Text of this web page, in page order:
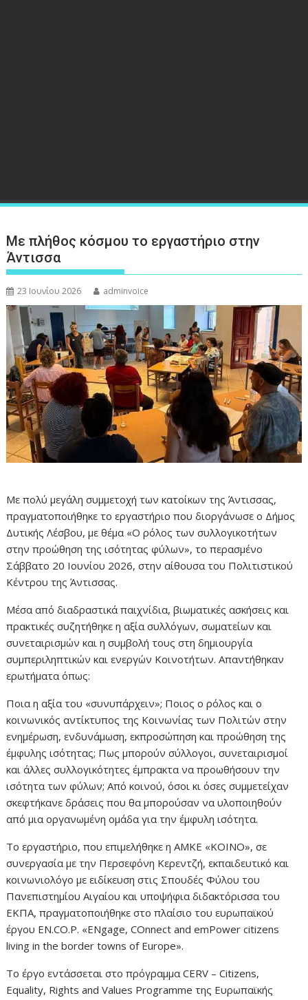
Με πλήθος κόσμου το εργαστήριο στην
Άντισσα
23 Ιουνίου 2026 adminvoice
Με πολύ μεγάλη συμμετοχή των κατοίκων της Άντισσας,
πραγματοποιήθηκε το εργαστήριο που διοργάνωσε ο Δήμος
Δυτικής Λέσβου, με θέμα «Ο ρόλος των συλλογικοτήτων
στην προώθηση της ισότητας φύλων», το περασμένο
Σάββατο 20 Ιουνίου 2026, στην αίθουσα του Πολιτιστικού
Κέντρου της Άντισσας.
Μέσα από διαδραστικά παιχνίδια, βιωματικές ασκήσεις και
πρακτικές συζητήθηκε η αξία συλλόγων, σωματείων και
συνεταιρισμών και η συμβολή τους στη δημιουργία
συμπεριληπτικών και ενεργών Κοινοτήτων. Απαντήθηκαν
ερωτήματα όπως:
Ποια η αξία του «συνυπάρχειν»; Ποιος ο ρόλος και ο
κοινωνικός αντίκτυπος της Κοινωνίας των Πολιτών στην
ενημέρωση, ενδυνάμωση, εκπροσώπηση και προώθηση της
έμφυλης ισότητας; Πως μπορούν σύλλογοι, συνεταιρισμοί
και άλλες συλλογικότητες έμπρακτα να προωθήσουν την
ισότητα των φύλων; Από κοινού, όσοι κι όσες συμμετείχαν
σκεφτήκανε δράσεις που θα μπορούσαν να υλοποιηθούν
από μια οργανωμένη ομάδα για την έμφυλη ισότητα.
Το εργαστήριο, που επιμελήθηκε η ΑΜΚΕ «ΚΟΙΝΟ», σε
συνεργασία με την Περσεφόνη Κερεντζή, εκπαιδευτικό και
κοινωνιολόγο με ειδίκευση στις Σπουδές Φύλου του
Πανεπιστημίου Αιγαίου και υποψήφια διδακτόρισσα του
ΕΚΠΑ, πραγματοποιήθηκε στο πλαίσιο του ευρωπαϊκού
έργου EN.CO.P. «ENgage, COnnect and emPower citizens
living in the border towns of Europe».
Το έργο εντάσσεται στο πρόγραμμα CERV – Citizens,
Equality, Rights and Values Programme της Ευρωπαϊκής